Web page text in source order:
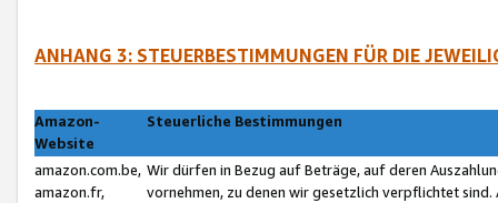
ANHANG 3: STEUERBESTIMMUNGEN FÜR DIE
Amazon-
Website
Steuerliche Bestimmungen
amazon.com.be,
amazon.fr,
Wir dürfen in Bezug auf Beträge, auf deren
vornehmen, zu denen wir gesetzlich verpflichtet